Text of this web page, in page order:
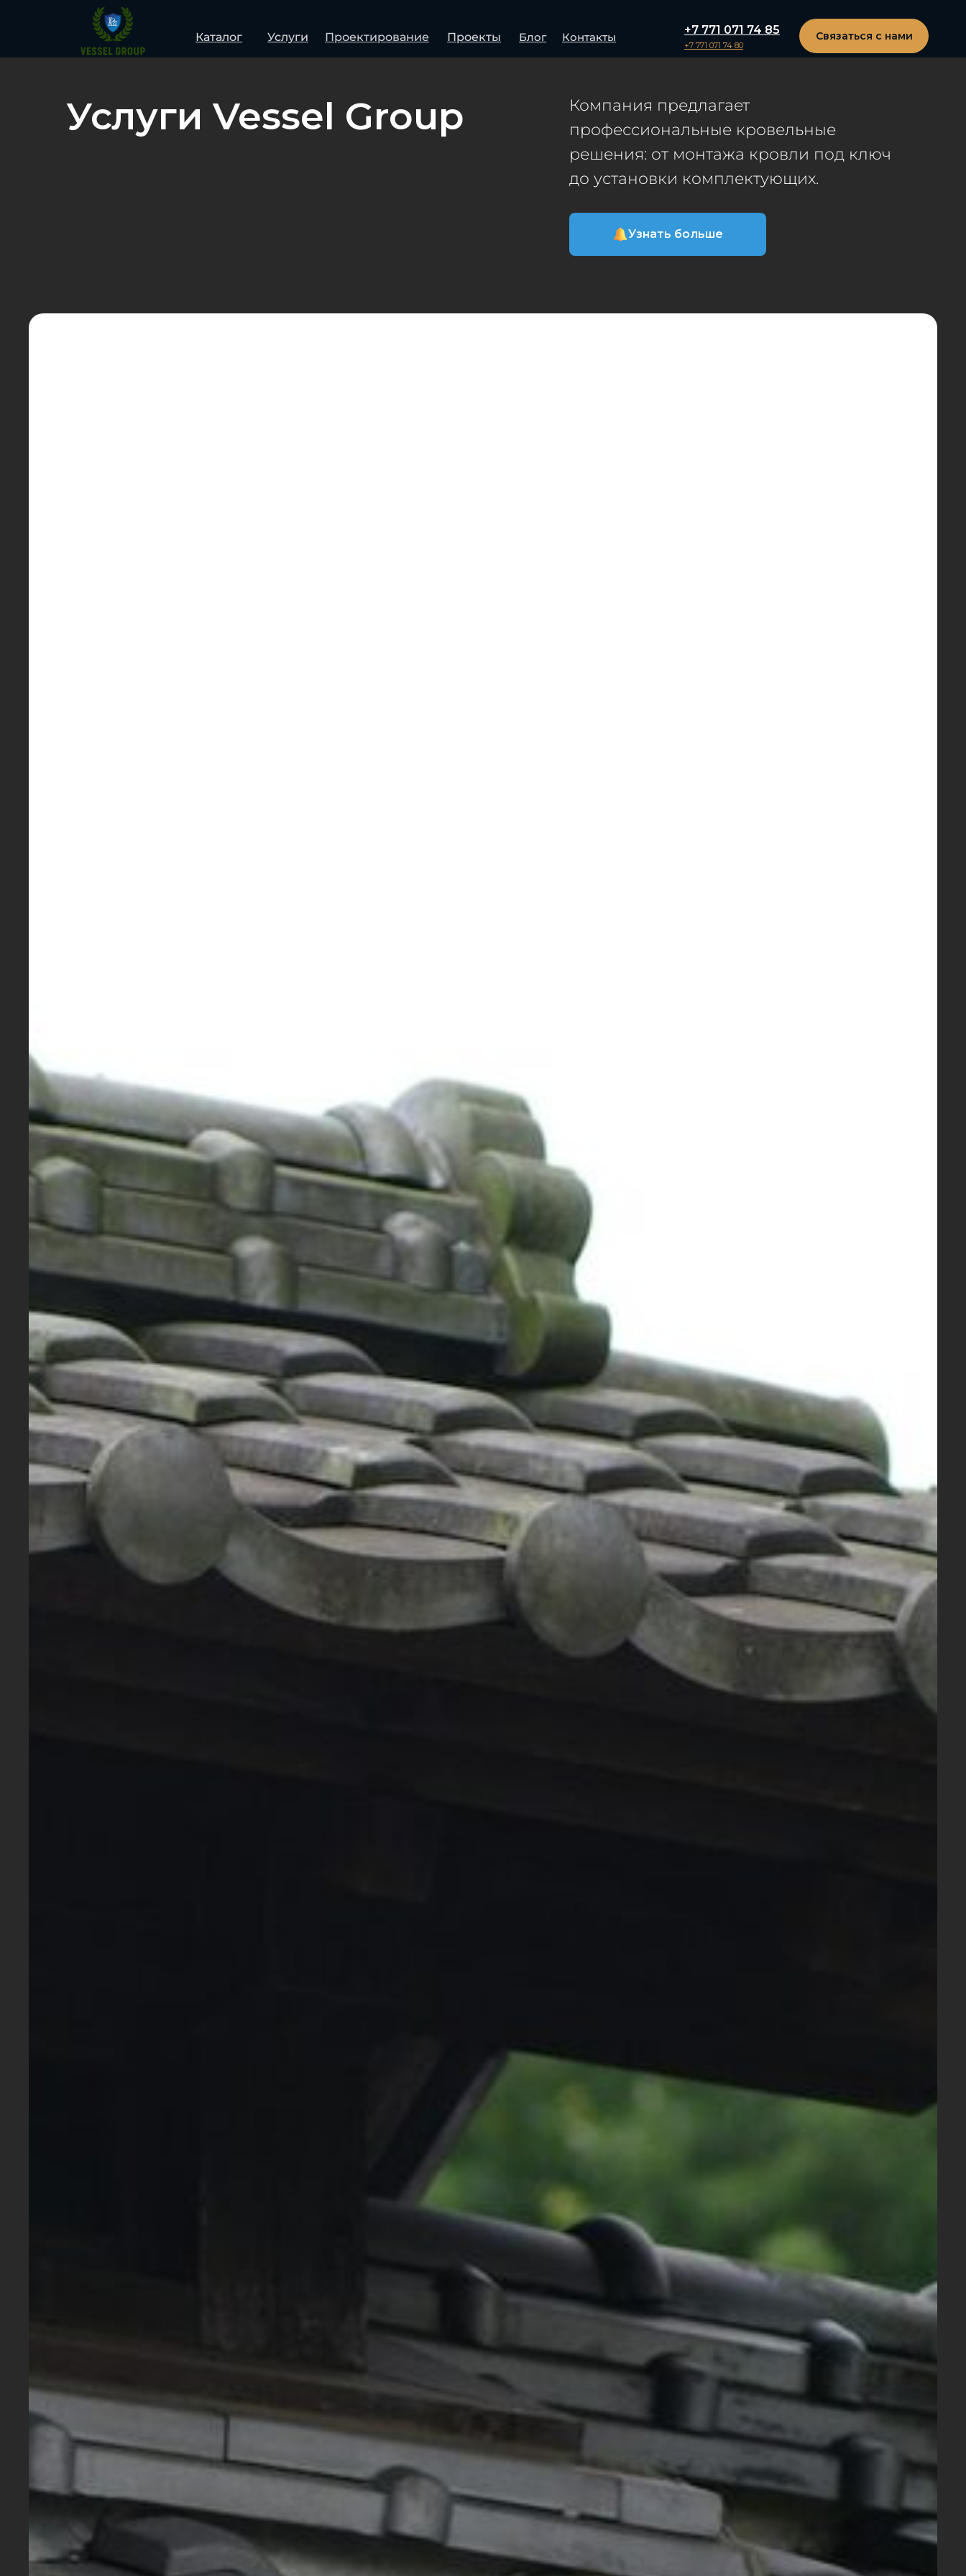
Каталог Услуги Проектирование Проекты Блог Контакты
+7 771 071 74 85
+7 771 071 74 80
Связаться с нами
Услуги Vessel Group
Компания предлагает
профессиональные кровельные
решения: от монтажа кровли под ключ
до установки комплектующих.
Узнать больше